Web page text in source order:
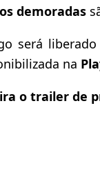
demoradas
será
na
o trailer de